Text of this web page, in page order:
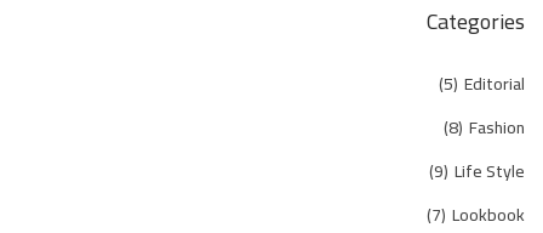
Categories
Editorial
(5)
Fashion
(8)
Life Style
(9)
Lookbook
(7)